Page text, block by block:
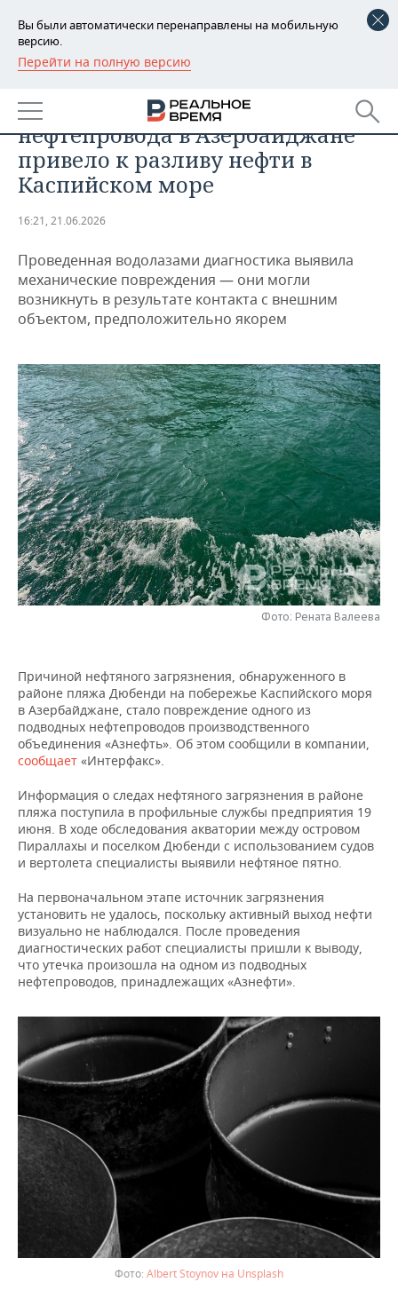
Вы были автоматически перенаправлены на мобильную
версию.
Перейти на полную версию
РЕГИОНЫ
БАШКОРТОСТАН
ТАТАРСТАН
УДМУРТИЯ
НОВОСТИ
АНАЛИТИКА
НОВОСТИ АНАЛИТИКИ
ДЕКЛАРАЦИИ О ДОХОДАХ
КОРОЛИ ГОСЗАКАЗА ПФО
ВУЗЫ ТАТАРСТАНА
ТОРГОВЫЕ ЦЕНТРЫ
ТАТАРСТАНА
ЭКОНОМИКА
НОВОСТИ ЭКОНОМИКИ
ФИНАНСЫ
БАНКИ
ИНВЕСТИЦИИ
ПРОМЫШЛЕННОСТЬ
НОВОСТИ
ПРОМЫШЛЕННОСТИ
АГРОПРОМ
МАШИНОСТРОЕНИЕ
НЕФТЕХИМИЯ
НЕФТЬ
ОПК
ЭНЕРГЕТИКА
НЕДВИЖИМОСТЬ
НОВОСТИ НЕДВИЖИМОСТИ
АВТО
НОВОСТИ БИЗНЕСА
РОЗНИЧНАЯ ТОРГОВЛЯ
ТРАНСПОРТ
УСЛУГИ
ТЕХНОЛОГИИ
НОВОСТИ ТЕХНОЛОГИЙ
IT
МЕДИА
ТЕЛЕКОММУНИКАЦИИ
МЕРОПРИЯТИЯ
НОВОСТИ МЕРОПРИЯТИЙ
ВЫЕЗДНАЯ РЕДАКЦИЯ
БИЗНЕС-БРАНЧИ
ONLINE-КОНФЕРЕНЦИИ
СПОРТ
НОВОСТИ СПОРТА
ФУТБОЛ
ХОККЕЙ
ВОЛЕЙБОЛ
КИБЕРСПОРТ
ФИГУРНОЕ КАТАНИЕ
ВОДНЫЕ ВИДЫ СПОРТА
ХОККЕЙ С МЯЧОМ
ОБЩЕСТВО
НОВОСТИ ОБЩЕСТВА
ВЛАСТЬ
ИСТОРИЯ
КУЛЬТУРА
МЕДИЦИНА
ОБРАЗОВАНИЕ
ПРОИСШЕСТВИЯ
ФОТОГАЛЕРЕЯ
СЮЖЕТЫ
СПИСОК ПЕРСОН
СПИСОК КОМПАНИЙ
ПОЛНАЯ ВЕРСИЯ
Повреждение подводного
нефтепровода в Азербайджане
привело к разливу нефти в
Каспийском море
16:21, 21.06.2026
Проведенная водолазами диагностика выявила
механические повреждения — они могли
возникнуть в результате контакта с внешним
объектом, предположительно якорем
Фото: Рената Валеева
Причиной нефтяного загрязнения, обнаруженного в
районе пляжа Дюбенди на побережье Каспийского моря
в Азербайджане, стало повреждение одного из
подводных нефтепроводов производственного
объединения «Азнефть». Об этом сообщили в компании,
сообщает «Интерфакс».
Информация о следах нефтяного загрязнения в районе
пляжа поступила в профильные службы предприятия 19
июня. В ходе обследования акватории между островом
Пираллахы и поселком Дюбенди с использованием судов
и вертолета специалисты выявили нефтяное пятно.
На первоначальном этапе источник загрязнения
установить не удалось, поскольку активный выход нефти
визуально не наблюдался. После проведения
диагностических работ специалисты пришли к выводу,
что утечка произошла на одном из подводных
нефтепроводов, принадлежащих «Азнефти».
Albert Stoynov на Unsplash